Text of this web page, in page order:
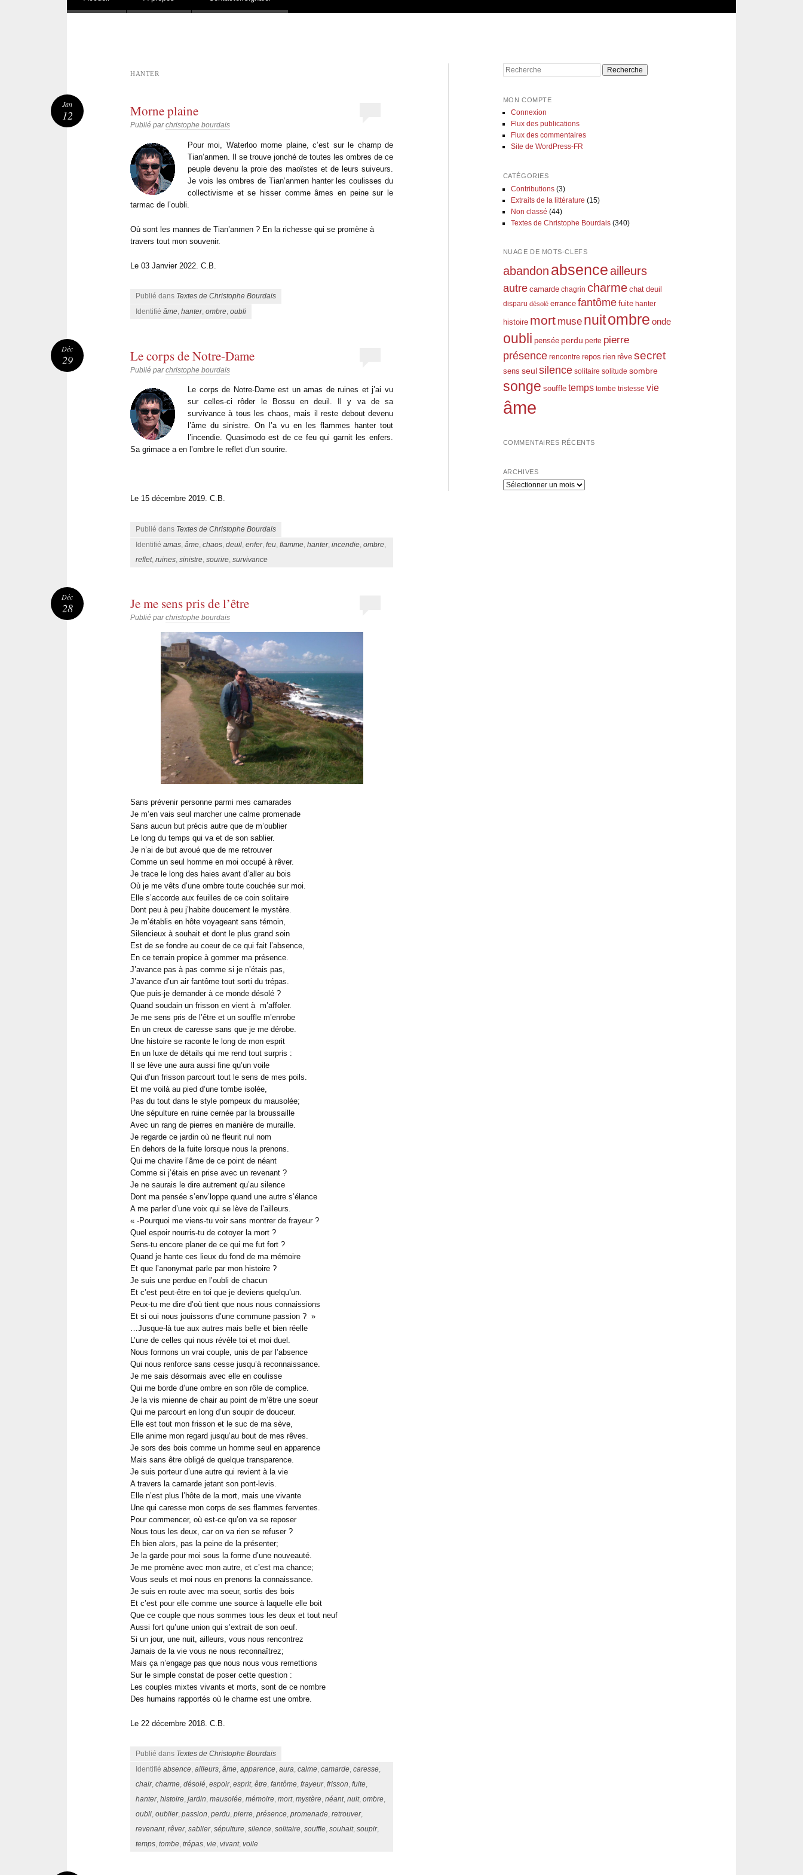
HANTER
Morne plaine
Publié parchristophe bourdais
Pour moi, Waterloo morne plaine, c’est sur le champ de
Tian’anmen. Il se trouve jonché de toutes les ombres de ce
peuple devenu la proie des maoïstes et de leurs suiveurs.
Je vois les ombres de Tian’anmen hanter les coulisses du
collectivisme et se hisser comme âmes en peine sur le
tarmac de l’oubli.
Où sont les mannes de Tian’anmen ? En la richesse qui se promène à
travers tout mon souvenir.
Le 03 Janvier 2022. C.B.
Publié dans Textes de Christophe Bourdais
Identifié âme, hanter, ombre, oubli
Jan
12
Le corps de Notre-Dame
Publié parchristophe bourdais
Le corps de Notre-Dame est un amas de ruines et j’ai vu
sur celles-ci rôder le Bossu en deuil. Il y va de sa
survivance à tous les chaos, mais il reste debout devenu
l’âme du sinistre. On l’a vu en les flammes hanter tout
l’incendie. Quasimodo est de ce feu qui garnit les enfers.
Sa grimace a en l’ombre le reflet d’un sourire.
Le 15 décembre 2019. C.B.
Publié dans Textes de Christophe Bourdais
Identifié amas âme chaos deuil enfer, feu flamme hanter, incendie ombre
reflet, ruines sinistre sourire survivance
Déc
29
Je me sens pris de l’être
Publié parchristophe bourdais
Sans prévenir personne parmi mes camarades
Je m’en vais seul marcher une calme promenade
Sans aucun but précis autre que de m’oublier
Le long du temps qui va et de son sablier.
Je n’ai de but avoué que de me retrouver
Comme un seul homme en moi occupé à rêver.
Je trace le long des haies avant d’aller au bois
Où je me vêts d’une ombre toute couchée sur moi.
Elle s’accorde aux feuilles de ce coin solitaire
Dont peu à peu j’habite doucement le mystère.
Je m’établis en hôte voyageant sans témoin,
Silencieux à souhait et dont le plus grand soin
Est de se fondre au coeur de ce qui fait l’absence,
En ce terrain propice à gommer ma présence.
J’avance pas à pas comme si je n’étais pas,
J’avance d’un air fantôme tout sorti du trépas.
Que puis-je demander à ce monde désolé ?
Quand soudain un frisson en vient à m’affoler.
Je me sens pris de l’être et un souffle m’enrobe
En un creux de caresse sans que je me dérobe.
Une histoire se raconte le long de mon esprit
En un luxe de détails qui me rend tout surpris :
Il se lève une aura aussi fine qu’un voile
Qui d’un frisson parcourt tout le sens de mes poils.
Et me voilà au pied d’une tombe isolée,
Pas du tout dans le style pompeux du mausolée;
Une sépulture en ruine cernée par la broussaille
Avec un rang de pierres en manière de muraille.
Je regarde ce jardin où ne fleurit nul nom
En dehors de la fuite lorsque nous la prenons.
Qui me chavire l’âme de ce point de néant
Comme si j’étais en prise avec un revenant ?
Je ne saurais le dire autrement qu’au silence
Dont ma pensée s’env’loppe quand une autre s’élance
A me parler d’une voix qui se lève de l’ailleurs.
« -Pourquoi me viens-tu voir sans montrer de frayeur ?
Quel espoir nourris-tu de cotoyer la mort ?
Sens-tu encore planer de ce qui me fut fort ?
Quand je hante ces lieux du fond de ma mémoire
Et que l’anonymat parle par mon histoire ?
Je suis une perdue en l’oubli de chacun
Et c’est peut-être en toi que je deviens quelqu’un.
Peux-tu me dire d’où tient que nous nous connaissions
Et si oui nous jouissons d’une commune passion ? »
…Jusque-là tue aux autres mais belle et bien réelle
L’une de celles qui nous révèle toi et moi duel.
Nous formons un vrai couple, unis de par l’absence
Qui nous renforce sans cesse jusqu’à reconnaissance.
Je me sais désormais avec elle en coulisse
Qui me borde d’une ombre en son rôle de complice.
Je la vis mienne de chair au point de m’être une soeur
Qui me parcourt en long d’un soupir de douceur.
Elle est tout mon frisson et le suc de ma sève,
Elle anime mon regard jusqu’au bout de mes rêves.
Je sors des bois comme un homme seul en apparence
Mais sans être obligé de quelque transparence.
Je suis porteur d’une autre qui revient à la vie
A travers la camarde jetant son pont-levis.
Elle n’est plus l’hôte de la mort, mais une vivante
Une qui caresse mon corps de ses flammes ferventes.
Pour commencer, où est-ce qu’on va se reposer
Nous tous les deux, car on va rien se refuser ?
Eh bien alors, pas la peine de la présenter;
Je la garde pour moi sous la forme d’une nouveauté.
Je me promène avec mon autre, et c’est ma chance;
Vous seuls et moi nous en prenons la connaissance.
Je suis en route avec ma soeur, sortis des bois
Et c’est pour elle comme une source à laquelle elle boit
Que ce couple que nous sommes tous les deux et tout neuf
Aussi fort qu’une union qui s’extrait de son oeuf.
Si un jour, une nuit, ailleurs, vous nous rencontrez
Jamais de la vie vous ne nous reconnaîtrez;
Mais ça n’engage pas que nous nous vous remettions
Sur le simple constat de poser cette question :
Les couples mixtes vivants et morts, sont de ce nombre
Des humains rapportés où le charme est une ombre.
Le 22 décembre 2018. C.B.
Publié dans Textes de Christophe Bourdais
Identifié absence, ailleurs, âme, apparence, aura, calme, camarde, caresse,
chair, charme, désolé, espoir, esprit, être, fantôme, frayeur, frisson, fuite,
hanter, histoire, jardin, mausolée, mémoire, mort, mystère, néant, nuit, ombre,
oubli, oublier, passion, perdu, pierre, présence, promenade, retrouver,
revenant, rêver, sablier, sépulture, silence, solitaire, souffle, souhait, soupir,
temps, tombe, trépas, vie, vivant, voile
Déc
28
Recherche
MON COMPTE
Connexion
Flux des publications
Flux des commentaires
Site de WordPress-FR
CATÉGORIES
Contributions(3)
Extraits de la littérature (15)
Non classé (44)
Textes de Christophe Bourdais(340)
NUAGE DE MOTS-CLEFS
abandon absenceailleurs
autre camarde chagrin charme chat deuil
disparu désolé errance fantôme fuite hanter
histoire mort muse nuitombre onde
oubli pensée perdu perte pierre
présence rencontre repos rien rêve secret
sens seul silence solitaire solitude sombre
songe souffle temps tombe tristesse vie
âme
COMMENTAIRES RÉCENTS
ARCHIVES
Archives